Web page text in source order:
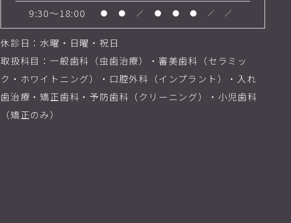
9:30～18:00 ● ● ／ ● ● ● ／ ／
休診日：水曜・日曜・祝日
取扱科目：一般歯科（虫歯治療）・審美歯科（セラミッ
ク・ホワイトニング）・口腔外科（インプラント）・入れ
歯治療・矯正歯科・予防歯科（クリーニング）・小児歯科
（矯正のみ）